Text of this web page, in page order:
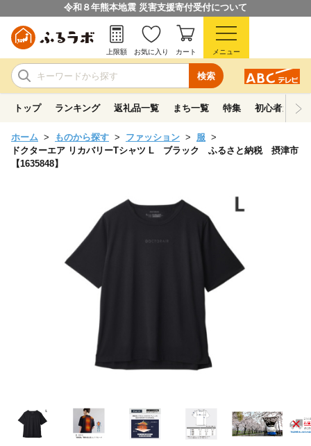
令和８年熊本地震 災害支援寄付受付について
検索
上限額 お気に入り カート メニュー
トップ ランキング 返礼品一覧 まち一覧 特集 初心者ガイド
ホーム ものから探す ファッション
服
ドクターエア リカバリーTシャツ L ブラック ふるさと納税 摂津市
【1635848】